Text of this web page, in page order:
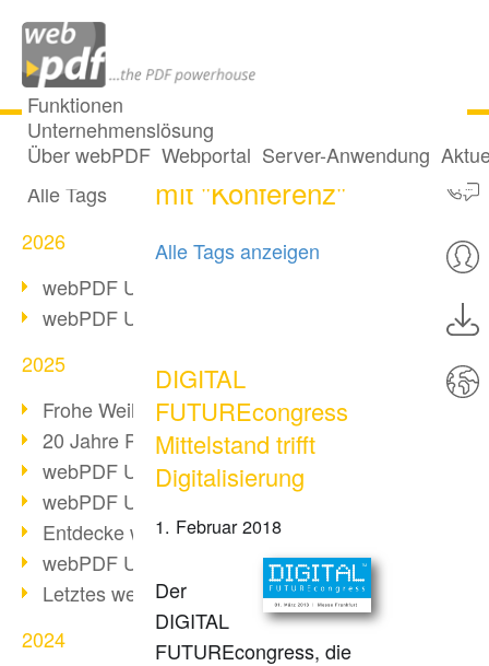
Funktionen
Unternehmenslösung
Über webPDF Webportal Server-Anwendung
Alle Beiträge
Alle Tags
2026
webPDF Update 10.0.5
webPDF Update 10.0.4
2025
Frohe Weihnachten & Auszeit
20 Jahre PDF/A
webPDF Update 10.0.3
webPDF Update 10.0.2
Entdecke webPDF 10
webPDF Update 9.0.0.3655
Letztes webPDF 8 Update
2024
13 Posts getaggt
mit "Konferenz"
Alle Tags anzeigen
DIGITAL
FUTUREcongress
Mittelstand trifft
Digitalisierung
1. Februar 2018
Der
DIGITAL
FUTUREcongress, die